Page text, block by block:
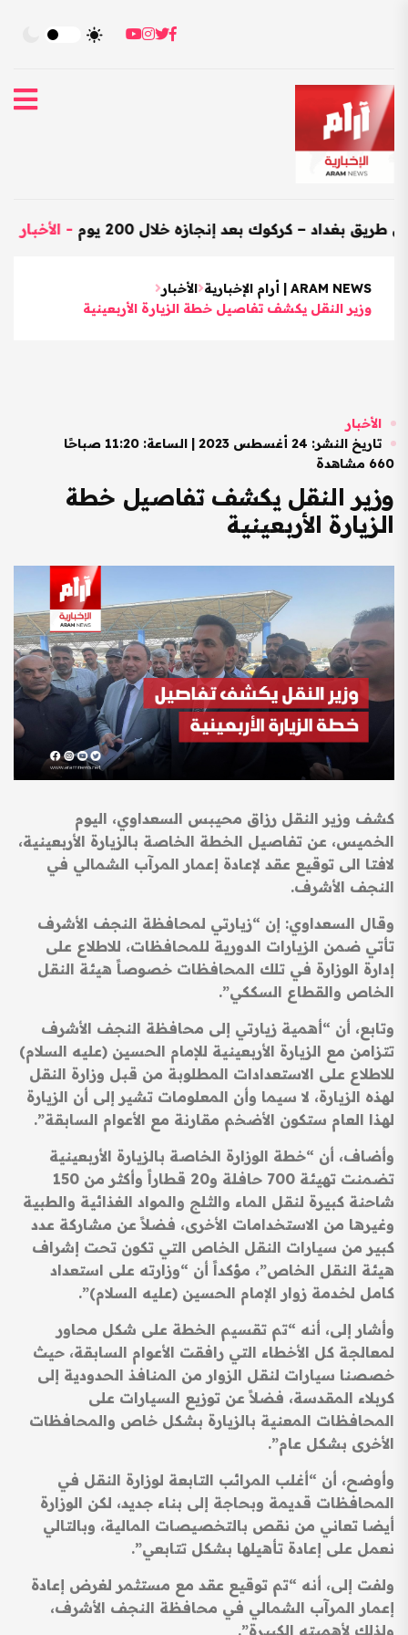
- – كركوك بعد إنجازه خلال 200 يوم -الأخبار
ARAM NEWS | أرام الإخبارية
الأخبار
وزير النقل يكشف تفاصيل خطة الزيارة الأربعينية
الأخبار
تاريخ النشر: 24 أغسطس 2023 | الساعة: 11:20 صباحًا
660 مشاهدة
وزير النقل يكشف تفاصيل خطة
الزيارة الأربعينية
كشف وزير النقل رزاق محيبس السعداوي، اليوم
الخميس، عن تفاصيل الخطة الخاصة بالزيارة الأربعينية،
لافتا الى توقيع عقد لإعادة إعمار المرآب الشمالي في
النجف الأشرف.
وقال السعداوي: إن “زيارتي لمحافظة النجف الأشرف
تأتي ضمن الزيارات الدورية للمحافظات، للاطلاع على
إدارة الوزارة في تلك المحافظات خصوصاً هيئة النقل
الخاص والقطاع السككي”.
وتابع، أن “أهمية زيارتي إلى محافظة النجف الأشرف
تتزامن مع الزيارة الأربعينية للإمام الحسين (عليه السلام)
للاطلاع على الاستعدادات المطلوبة من قبل وزارة النقل
لهذه الزيارة، لا سيما وأن المعلومات تشير إلى أن الزيارة
لهذا العام ستكون الأضخم مقارنة مع الأعوام السابقة”.
وأضاف، أن “خطة الوزارة الخاصة بالزيارة الأربعينية
تضمنت تهيئة 700 حافلة و20 قطاراً وأكثر من 150
شاحنة كبيرة لنقل الماء والثلج والمواد الغذائية والطبية
وغيرها من الاستخدامات الأخرى، فضلاً عن مشاركة عدد
كبير من سيارات النقل الخاص التي تكون تحت إشراف
هيئة النقل الخاص”، مؤكداً أن “وزارته على استعداد
كامل لخدمة زوار الإمام الحسين (عليه السلام)”.
وأشار إلى، أنه “تم تقسيم الخطة على شكل محاور
لمعالجة كل الأخطاء التي رافقت الأعوام السابقة، حيث
خصصنا سيارات لنقل الزوار من المنافذ الحدودية إلى
كربلاء المقدسة، فضلاً عن توزيع السيارات على
المحافظات المعنية بالزيارة بشكل خاص والمحافظات
الأخرى بشكل عام”.
وأوضح، أن “أغلب المرائب التابعة لوزارة النقل في
المحافظات قديمة وبحاجة إلى بناء جديد، لكن الوزارة
أيضا تعاني من نقص بالتخصيصات المالية، وبالتالي
نعمل على إعادة تأهيلها بشكل تتابعي”.
ولفت إلى، أنه “تم توقيع عقد مع مستثمر لغرض إعادة
إعمار المرآب الشمالي في محافظة النجف الأشرف،
ولذلك لأهميته الكبيرة”.